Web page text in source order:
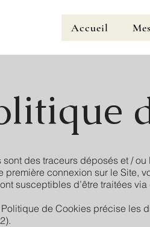
Accueil
sont des traceurs déposés et /
première connexion sur le Site,
susceptibles d’être traitées
de Cookies précise les